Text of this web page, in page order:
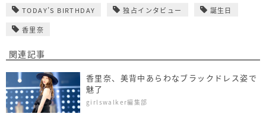
TODAY’S BIRTHDAY 独占インタビュー 誕生日
香里奈
関連記事
香里奈、美背中あらわなブラックドレス姿で
魅了
girlswalker編集部